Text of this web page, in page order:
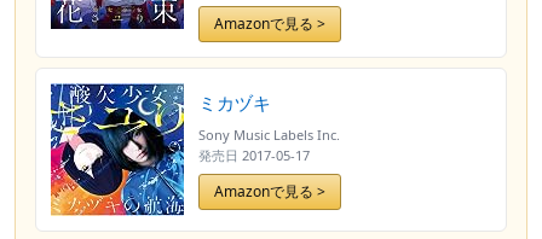
Amazonで見る >
ミカヅキ
Sony Music Labels Inc.
発売日 2017-05-17
Amazonで見る >